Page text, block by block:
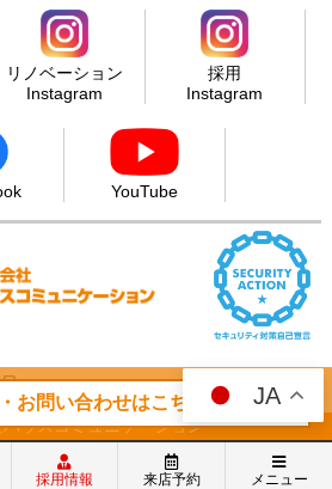
お問い合わせはこちら
リノベーション
Instagram
採用
Instagram
YouTube
ウスコミュニケーション
採用情報 来店予約 メニュー
JA